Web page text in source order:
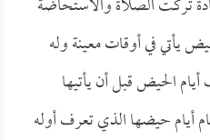
يأتي في أوقات معينة وله
أيام الحيض قبل أن يأتيها
أيام حيضها الذي تعرف أوله